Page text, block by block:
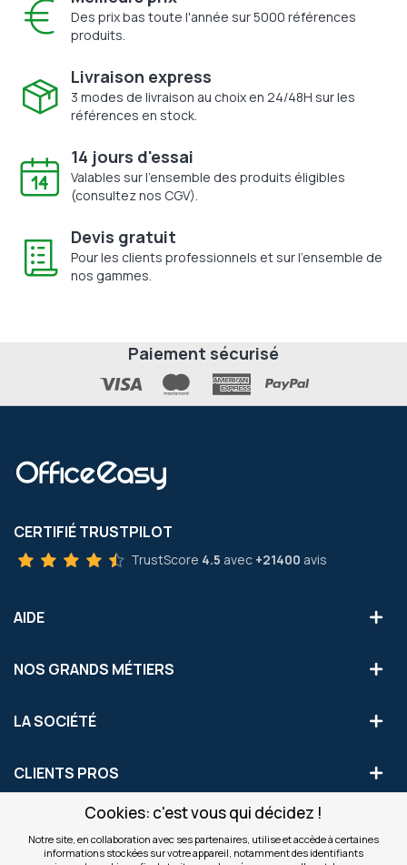
Cookies: c'est vous qui décidez !
Notre site, en collaboration avec ses partenaires, utilise et accède à certaines
informations stockées sur votre appareil, notamment des identifiants
Des prix bas toute l'année sur 5000 références
produits.
Livraison express
3 modes de livraison au choix en 24/48H sur les
références en stock.
14 jours d'essai
Valables sur l'ensemble des produits éligibles
(consultez nos CGV).
Devis gratuit
Pour les clients professionnels et sur l'ensemble de
nos gammes.
Paiement sécurisé
CERTIFIÉ TRUSTPILOT
TrustScore 4.5 avec +21400 avis
AIDE
NOS GRANDS MÉTIERS
LA SOCIÉTÉ
CLIENTS PROS
S'INSCRIRE AUX OFFRES COMMERCIALES
Inscription